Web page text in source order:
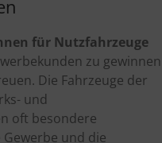
für Nutzfahrzeuge
zu gewinnen
Die Fahrzeuge der
und
oft besondere
und die